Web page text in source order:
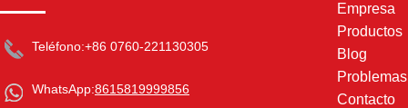
Teléfono:+86 0760-221130305
WhatsApp:8615819999856
Empresa
Productos
Blog
Contacto